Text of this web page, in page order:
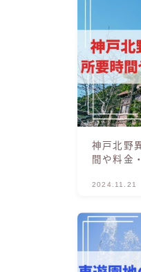
神戸北野
間や料金
2024.11.21